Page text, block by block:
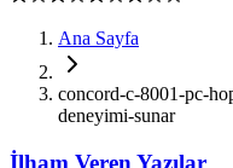
Ana Sayfa
concord-c-8001-pc-
deneyimi-sunar
İlham Veren Yazılar